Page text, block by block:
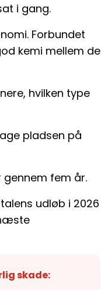
i gang.
Forbundet
kemi mellem de
hvilken type
pladsen på
fem år.
udløb i 2026
skade: